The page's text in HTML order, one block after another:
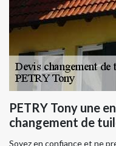
PETRY Tony une
changement de
Soyez en confiance et ne